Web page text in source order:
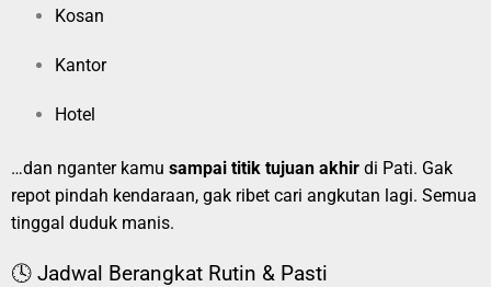
Kosan
Kantor
Hotel
…dan nganter kamu sampai titik tujuan akhir di Pati. Gak
repot pindah kendaraan, gak ribet cari angkutan lagi. Semua
tinggal duduk manis.
🕓 Jadwal Berangkat Rutin & Pasti